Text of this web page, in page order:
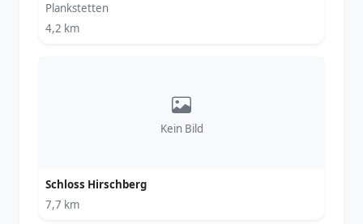
Plankstetten
4,2 km
Kein Bild
Schloss Hirschberg
7,7 km